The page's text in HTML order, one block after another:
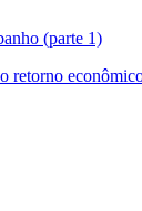
(parte 1)
retorno